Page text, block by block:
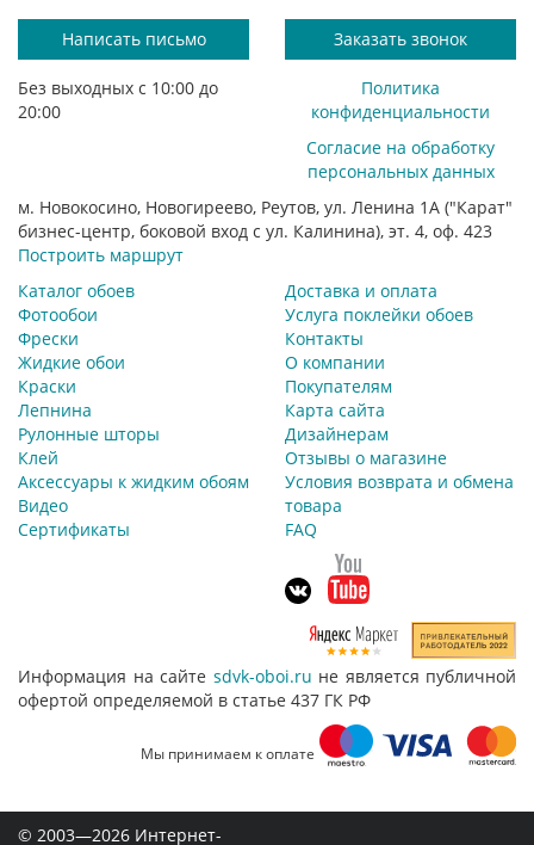
Написать письмо Заказать звонок
Без выходных с 10:00 до
20:00
Политика
конфиденциальности
Согласие на обработку
персональных данных
м. Новокосино, Новогиреево, Реутов, ул. Ленина 1А ("Карат"
бизнес-центр, боковой вход с ул. Калинина), эт. 4, оф. 423
Построить маршрут
Каталог обоев
Фотообои
Фрески
Жидкие обои
Краски
Лепнина
Рулонные шторы
Клей
Аксессуары к жидким обоям
Видео
Сертификаты
Доставка и оплата
Услуга поклейки обоев
Контакты
О компании
Покупателям
Карта сайта
Дизайнерам
Отзывы о магазине
Условия возврата и обмена
товара
FAQ
Информация на сайте sdvk-oboi.ru не является публичной
офертой определяемой в статье 437 ГК РФ
Мы принимаем к оплате
© 2003—2026 Интернет-